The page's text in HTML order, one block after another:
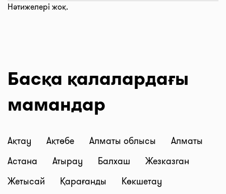
Нәтижелері жоқ.
Басқа қалалардағы
мамандар
Ақтау Ақтөбе Алматы облысы
Алматы
Астана
Атырау Балхаш
Жезказган
Жетысай
Қарағанды
Көкшетау